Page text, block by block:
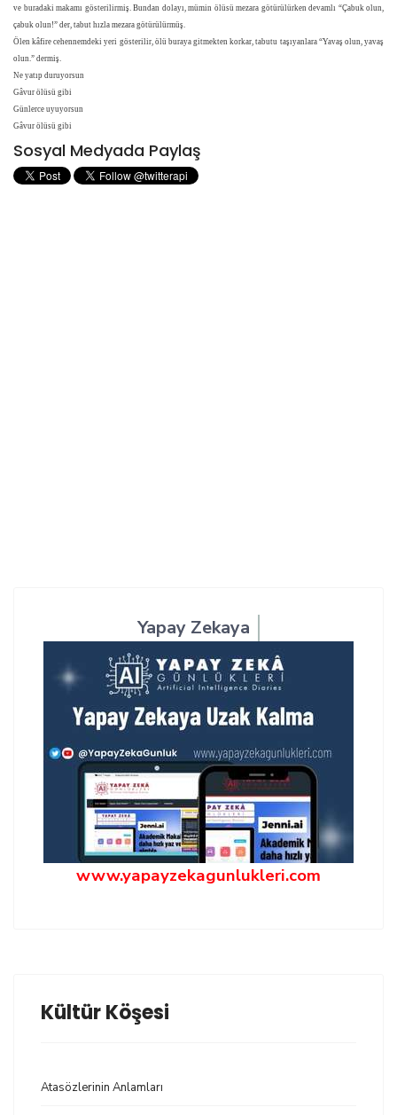
ve buradaki makamı gösterilirmiş. Bundan dolayı, mümin ölüsü mezara götürülürken devamlı “Çabuk olun,
çabuk olun!” der, tabut hızla mezara götürülürmüş.
Ölen kâfire cehennemdeki yeri gösterilir, ölü buraya gitmekten korkar, tabutu taşıyanlara “Yavaş olun, yavaş
olun.” dermiş.
Ne yatıp duruyorsun
Gâvur ölüsü gibi
Günlerce uyuyorsun
Gâvur ölüsü gibi
Sosyal Medyada Paylaş
Yapay Zekaya Öğren
www.yapayzekagunlukleri.com
Kültür Köşesi
Atasözlerinin Anlamları